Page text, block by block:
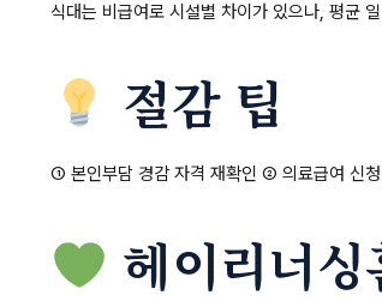
식대는 비급여로 시설별 차이가 있으나, 평
절감 팁
① 본인부담 경감 자격 재확인 ② 의료급여 신
헤이리너